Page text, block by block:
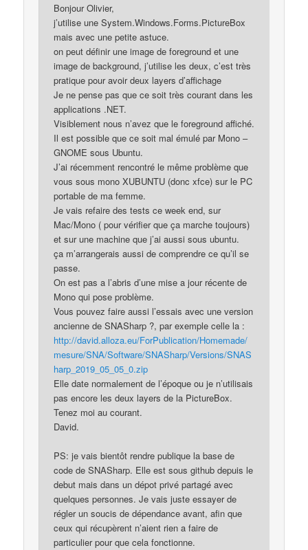
Bonjour Olivier,
j’utilise une System.Windows.Forms.PictureBox
mais avec une petite astuce.
on peut définir une image de foreground et une
image de background, j’utilise les deux, c’est très
pratique pour avoir deux layers d’affichage
Je ne pense pas que ce soit très courant dans les
applications .NET.
Visiblement nous n’avez que le foreground affiché.
Il est possible que ce soit mal émulé par Mono –
GNOME sous Ubuntu.
J’ai récemment rencontré le même problème que
vous sous mono XUBUNTU (donc xfce) sur le PC
portable de ma femme.
Je vais refaire des tests ce week end, sur
Mac/Mono ( pour vérifier que ça marche toujours)
et sur une machine que j’ai aussi sous ubuntu.
ça m’arrangerais aussi de comprendre ce qu’il se
passe.
On est pas a l’abris d’une mise a jour récente de
Mono qui pose problème.
Vous pouvez faire aussi l’essais avec une version
ancienne de SNASharp ?, par exemple celle la :
http://david.alloza.eu/ForPublication/Homemade/
mesure/SNA/Software/SNASharp/Versions/SNAS
harp_2019_05_05_0.zip
Elle date normalement de l’époque ou je n’utilisais
pas encore les deux layers de la PictureBox.
Tenez moi au courant.
David.
PS: je vais bientôt rendre publique la base de
code de SNASharp. Elle est sous github depuis le
debut mais dans un dépot privé partagé avec
quelques personnes. Je vais juste essayer de
régler un soucis de dépendance avant, afin que
ceux qui récupèrent n’aient rien a faire de
particulier pour que cela fonctionne.